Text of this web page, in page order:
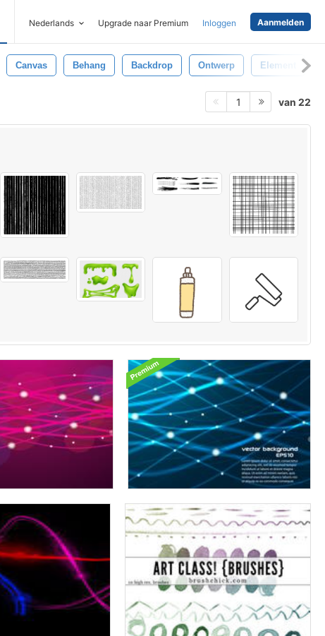
Nederlands Upgrade naar Premium Inloggen Aanmelden
Canvas Behang Backdrop Ontwerp Element
1 van 22